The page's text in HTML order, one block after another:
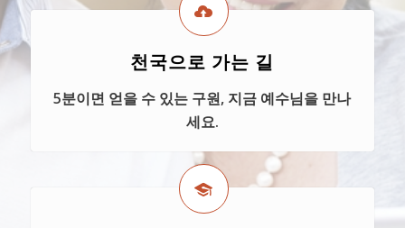
천국으로 가는 길
5분이면 얻을 수 있는 구원, 지금 예수님을 만나
세요.